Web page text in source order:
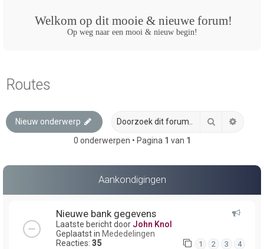
Welkom op dit mooie & nieuwe forum!
Op weg naar een mooi & nieuw begin!
Routes
Nieuw onderwerp Zoek
0 onderwerpen • Pagina 1 van 1
Aankondigingen
Nieuwe bank gegevens
Laatste bericht door John Knol
Geplaatst in Mededelingen
Reacties: 35 1 2 3 4